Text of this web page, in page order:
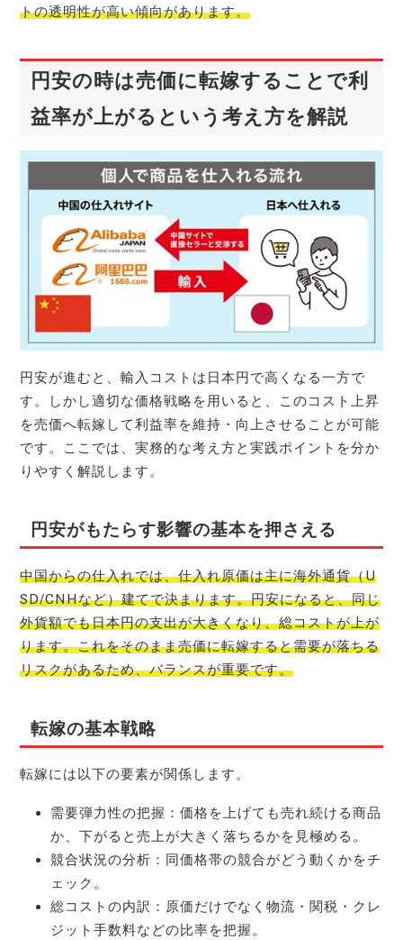
トの透明性が高い傾向があります。
円安の時は売価に転嫁することで利
益率が上がるという考え方を解説
円安が進むと、輸入コストは日本円で高くなる一方で
す。しかし適切な価格戦略を用いると、このコスト上昇
を売価へ転嫁して利益率を維持・向上させることが可能
です。ここでは、実務的な考え方と実践ポイントを分か
りやすく解説します。
円安がもたらす影響の基本を押さえる
中国からの仕入れでは、仕入れ原価は主に海外通貨（U
SD/CNHなど）建てで決まります。円安になると、同じ
外貨額でも日本円の支出が大きくなり、総コストが上が
ります。これをそのまま売価に転嫁すると需要が落ちる
リスクがあるため、バランスが重要です。
転嫁の基本戦略
転嫁には以下の要素が関係します。
需要弾力性の把握：価格を上げても売れ続ける商品
か、下がると売上が大きく落ちるかを見極める。
競合状況の分析：同価格帯の競合がどう動くかをチ
ェック。
総コストの内訳：原価だけでなく物流・関税・クレ
ジット手数料などの比率を把握。